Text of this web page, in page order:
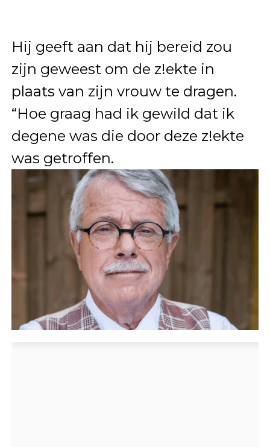
Hij geeft aan dat hij bereid zou
zijn geweest om de z!ekte in
plaats van zijn vrouw te dragen.
“Hoe graag had ik gewild dat ik
degene was die door deze z!ekte
was getroffen.